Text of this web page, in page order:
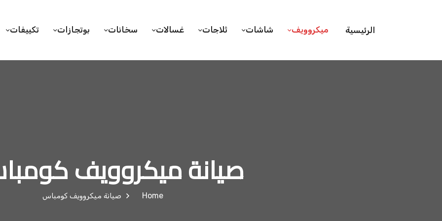
الرئيسية ميكروويف شاشات ثلاجات غسالات سخانات بوتجازات تكييفات
صيانة ميكروويف
Home صيانة ميكروويف كومباس